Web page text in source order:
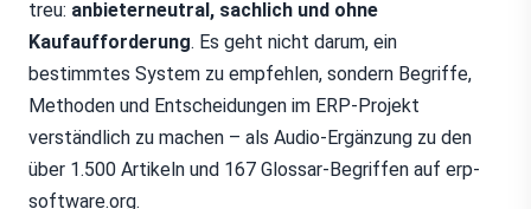
treu: anbieterneutral, sachlich und ohne
Kaufaufforderung. Es geht nicht darum, ein
bestimmtes System zu empfehlen, sondern Begriffe,
Methoden und Entscheidungen im ERP-Projekt
verständlich zu machen – als Audio-Ergänzung zu den
über 1.500 Artikeln und 167 Glossar-Begriffen auf erp-
software.org.